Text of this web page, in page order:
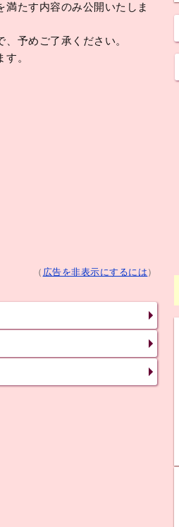
たす内容のみ公開いたしま
予めご了承ください。
。
（ 広告を非表示にするには ）